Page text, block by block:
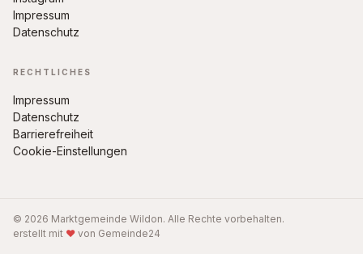
Impressum
Datenschutz
RECHTLICHES
Impressum
Datenschutz
Barrierefreiheit
Cookie-Einstellungen
© 2026 Marktgemeinde Wildon. Alle Rechte vorbehalten.
erstellt mit ♥ von Gemeinde24